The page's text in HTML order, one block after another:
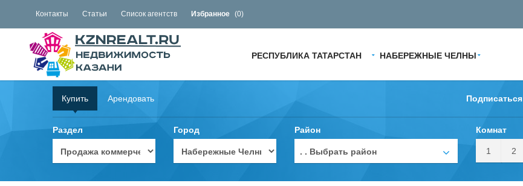
Контакты Статьи Список агентств Избранное (0)
РЕСПУБЛИКА ТАТАРСТАН НАБЕРЕЖНЫЕ ЧЕЛНЫ
Купить Арендовать Подписаться
Раздел Город Район
. . Выбрать район
Комнат
1 2